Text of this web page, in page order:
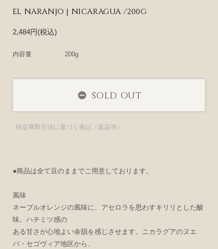
EL NARANJO | NICARAGUA /200G
2,484円(税込)
内容量 200g
SOLD OUT
特定商取引法に基づく表記（返品等）
●商品は全て豆のままでご用意しております。
風味
ネーブルオレンジの風味に、アセロラを思わすキリリとした酸
味。ハチミツ感の
ある甘さが心地よい余韻を感じさせます。ニカラグアのヌエ
バ・セゴヴィア地区から、